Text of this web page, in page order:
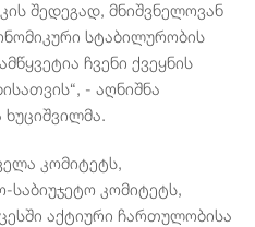
შედეგად, მნიშვნელოვან
სტაბილურობის
ჩვენი ქვეყნის
- აღნიშნა
კომიტეტს,
საბიუჯეტო კომიტეტს,
აქტიური ჩართულობისა